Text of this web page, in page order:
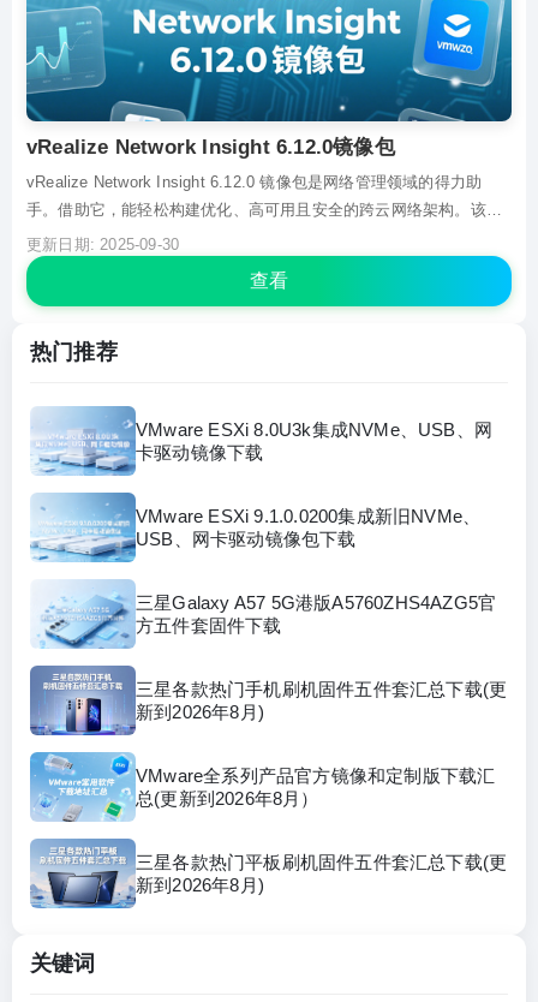
vRealize Network Insight 6.12.0镜像包
vRealize Network Insight 6.12.0 镜像包是网络管理领域的得力助
手。借助它，能轻松构建优化、高可用且安全的跨云网络架构。该镜
像包可对混合云、多云环境实现统一可视，像 NSX、VMware SD -
WAN 等都能全面覆盖。通过采集、分析 ipfix 流流量，呈现流量分布
与...
更新日期: 2025-09-30
查看
热门推荐
VMware ESXi 8.0U3k集成NVMe、USB、网
卡驱动镜像下载
VMware ESXi 9.1.0.0200集成新旧NVMe、
USB、网卡驱动镜像包下载
三星Galaxy A57 5G港版A5760ZHS4AZG5官
方五件套固件下载
三星各款热门手机刷机固件五件套汇总下载(更
新到2026年8月)
VMware全系列产品官方镜像和定制版下载汇
总(更新到2026年8月）
三星各款热门平板刷机固件五件套汇总下载(更
新到2026年8月)
关键词